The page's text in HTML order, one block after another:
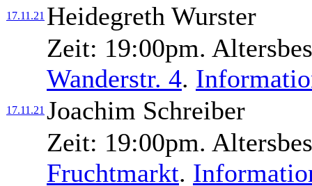
17.11.21 Heidegreth Wurster
Zeit: 19:00pm.
Wanderstr. 4.
17.11.21 Joachim Schreiber
Zeit: 19:00pm.
Fruchtmarkt.